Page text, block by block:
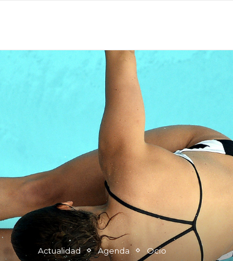
RESTAURANTES
Actualidad Agenda Ocio